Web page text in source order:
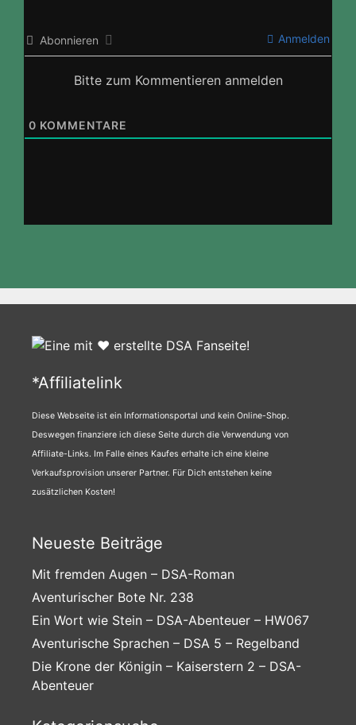
Abonnieren Anmelden
Bitte zum Kommentieren anmelden
0 KOMMENTARE
*Affiliatelink
Diese Webseite ist ein Informationsportal und kein Online-Shop.
Deswegen finanziere ich diese Seite durch die Verwendung von
Affiliate-Links. Im Falle eines Kaufes erhalte ich eine kleine
Verkaufsprovision unserer Partner. Für Dich entstehen keine
zusätzlichen Kosten!
Neueste Beiträge
Mit fremden Augen – DSA-Roman
Aventurischer Bote Nr. 238
Ein Wort wie Stein – DSA-Abenteuer – HW067
Aventurische Sprachen – DSA 5 – Regelband
Die Krone der Königin – Kaiserstern 2 – DSA-
Abenteuer